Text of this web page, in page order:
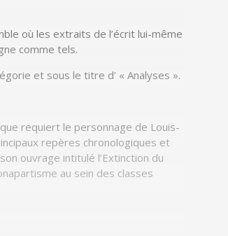
où les extraits de l’écrit lui-même
comme tels.
et sous le titre d’ « Ana­lyses ».
requiert le personnage de Louis-
repères chronologiques et
ouvrage intitulé l’Extinction du
au sein des classes